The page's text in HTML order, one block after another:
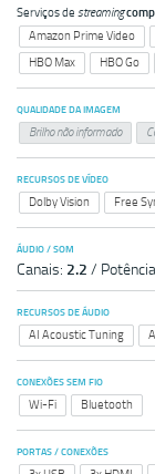
Serviços de streaming
Amazon Prime Video
HBO Max
HBO Go
QUALIDADE DA IMAGEM
Brilho não informado
RECURSOS DE VÍDEO
Dolby Vision Free
ÁUDIO / SOM
Canais: 2.2 /
RECURSOS DE ÁUDIO
AI Acoustic Tuning
CONEXÕES SEM FIO
Wi-Fi Bluetooth
PORTAS / CONEXÕES